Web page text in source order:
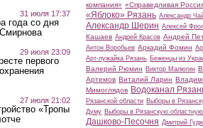
31 июля 17:37
года со дня
29 июля 23:09
первого
27 июля 21:02
«Тропы
компания» «Справедливая
«Яблоко» Рязань Александр
Александр Шерин Алексей
Кашаев Андрей Красов Андрей
Антон Воробьев Аркадий Фомин
Арт-лужайка Рязань Беженцы из
Валерий Рюмин Виктор Малюгин
Артемов Виталий Ларин
Мимоглядов Водоканал
Рязанской области Выборы в
Думу Выборы в Рязанскую
Дашково-Песочня Дмитрий